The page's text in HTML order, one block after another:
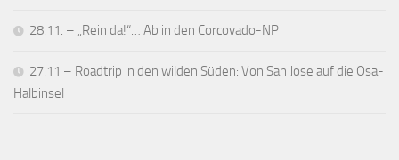
28.11. – „Rein da!“… Ab in den Corcovado-NP
27.11 – Roadtrip in den wilden Süden: Von San Jose auf die Osa-
Halbinsel